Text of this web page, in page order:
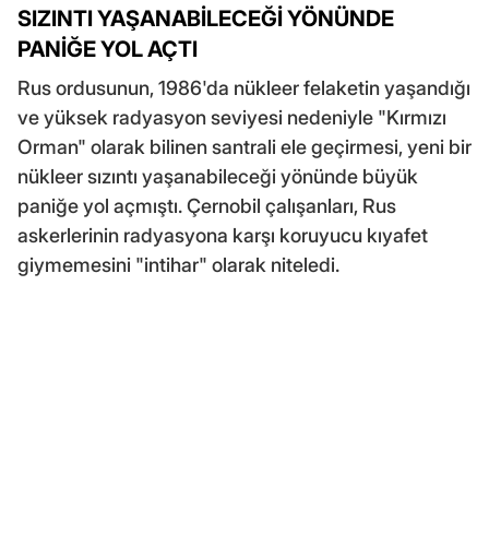
SIZINTI YAŞANABİLECEĞİ YÖNÜNDE
PANİĞE YOL AÇTI
Rus ordusunun, 1986'da nükleer felaketin yaşandığı
ve yüksek radyasyon seviyesi nedeniyle "Kırmızı
Orman" olarak bilinen santrali ele geçirmesi, yeni bir
nükleer sızıntı yaşanabileceği yönünde büyük
paniğe yol açmıştı. Çernobil çalışanları, Rus
askerlerinin radyasyona karşı koruyucu kıyafet
giymemesini "intihar" olarak niteledi.